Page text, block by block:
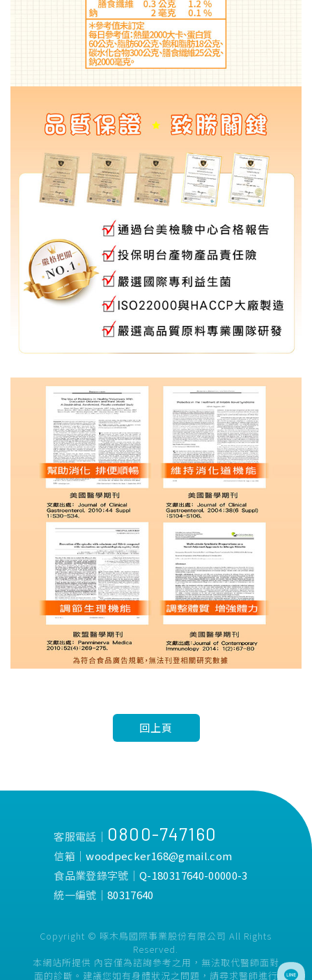
回上頁
客服電話│ 0800-747160
信箱│woodpecker168@gmail.com
食品業登錄字號│Q-180317640-00000-3
統一編號│80317640
Copyright © 啄木鳥國際事業股份有限公司 All Rights
Reserved.
本網站所提供 內容僅為諮詢參考之用，無法取代醫師面對
面的診斷。建議您如有身體狀況之問題，請尋求醫師進行